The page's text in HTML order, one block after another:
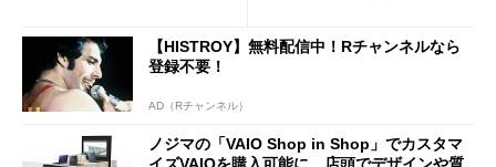
【HISTROY】無料配信中！Rチャンネルなら
登録不要！
AD（Rチャンネル）
ノジマの「VAIO Shop in Shop」でカスタマ